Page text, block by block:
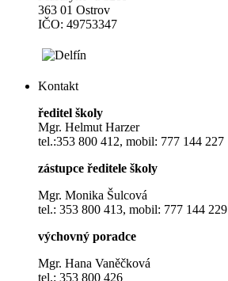
363 01 Ostrov
IČO: 49753347
Kontakt
ředitel školy
Mgr. Helmut Harzer
tel.:353 800 412, mobil: 777 144 227
zástupce ředitele školy
Mgr. Monika Šulcová
tel.: 353 800 413, mobil: 777 144 229
výchovný poradce
Mgr. Hana Vaněčková
tel.: 353 800 426